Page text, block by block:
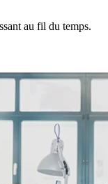
au fil du temps.